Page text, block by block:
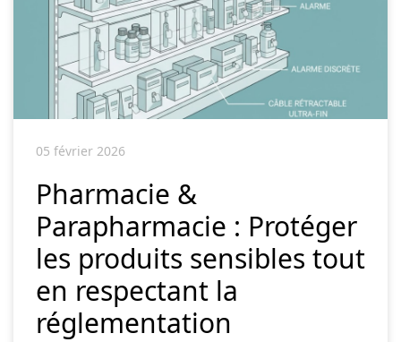
05 février 2026
Pharmacie &
Parapharmacie : Protéger
les produits sensibles tout
en respectant la
réglementation